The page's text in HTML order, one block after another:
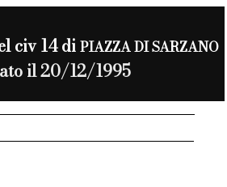
civ 14 diPIAZZA DI SARZANO
il 20/12/1995